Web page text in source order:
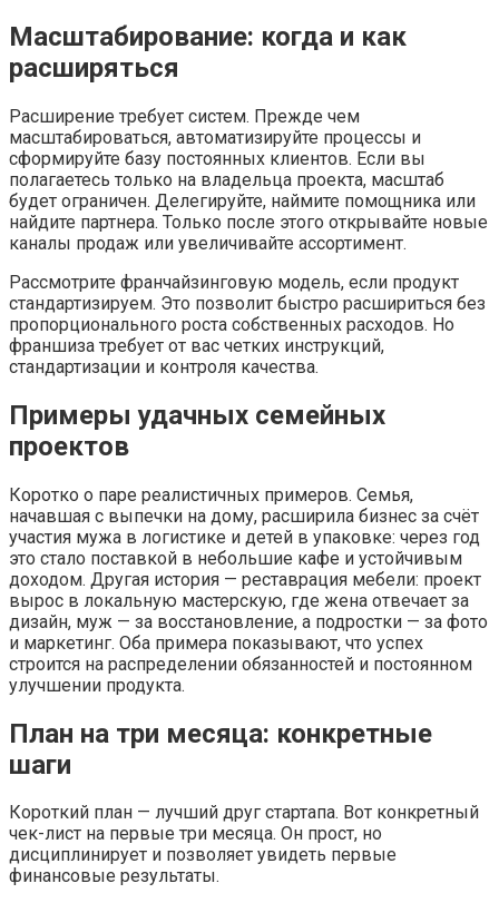
Масштабирование: когда и как
расширяться
Расширение требует систем. Прежде чем
масштабироваться, автоматизируйте процессы и
сформируйте базу постоянных клиентов. Если вы
полагаетесь только на владельца проекта, масштаб
будет ограничен. Делегируйте, наймите помощника или
найдите партнера. Только после этого открывайте новые
каналы продаж или увеличивайте ассортимент.
Рассмотрите франчайзинговую модель, если продукт
стандартизируем. Это позволит быстро расшириться без
пропорционального роста собственных расходов. Но
франшиза требует от вас четких инструкций,
стандартизации и контроля качества.
Примеры удачных семейных
проектов
Коротко о паре реалистичных примеров. Семья,
начавшая с выпечки на дому, расширила бизнес за счёт
участия мужа в логистике и детей в упаковке: через год
это стало поставкой в небольшие кафе и устойчивым
доходом. Другая история — реставрация мебели: проект
вырос в локальную мастерскую, где жена отвечает за
дизайн, муж — за восстановление, а подростки — за фото
и маркетинг. Оба примера показывают, что успех
строится на распределении обязанностей и постоянном
улучшении продукта.
План на три месяца: конкретные
шаги
Короткий план — лучший друг стартапа. Вот конкретный
чек-лист на первые три месяца. Он прост, но
дисциплинирует и позволяет увидеть первые
финансовые результаты.